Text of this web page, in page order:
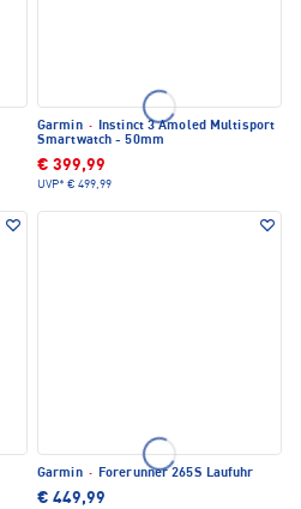
Garmin · Instinct 3 Amoled Multisport
Smartwatch - 50mm
€ 399,99
UVP* € 499,99
Garmin · Forerunner 265S Laufuhr
€ 449,99